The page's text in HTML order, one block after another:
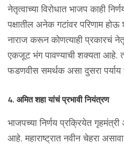
नेतृत्वाच्या विरोधात भाजप काही
पक्षातील अनेक गटांवर परिणाम
नाराज करून कोणत्याही प्रकारचं
एकजूट भंग पावण्याची शक्यता आहे.
फडणवीस समर्थक असा दुसरा
4. अमित शहा यांचं प्रभावी नियंत्रण
भाजपच्या निर्णय प्रक्रियेत गृहमंत्री
आहे. महाराष्ट्रात नवीन चेहरा